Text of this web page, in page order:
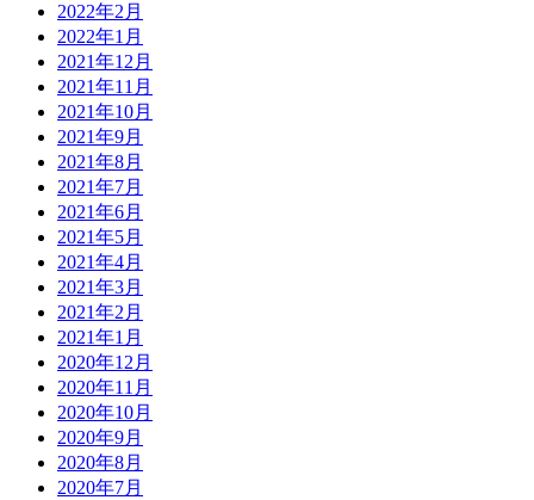
2022年2月
2022年1月
2021年12月
2021年11月
2021年10月
2021年9月
2021年8月
2021年7月
2021年6月
2021年5月
2021年4月
2021年3月
2021年2月
2021年1月
2020年12月
2020年11月
2020年10月
2020年9月
2020年8月
2020年7月